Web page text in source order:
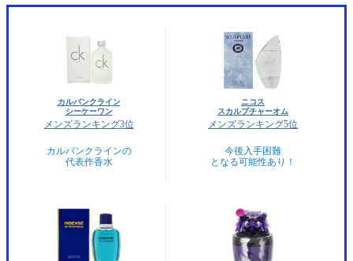
カルバンクライン
シーケーワン
メンズランキング3位
カルバンクラインの
代表作香水
ニコス
スカルプチャーオム
メンズランキング5位
今後入手困難
となる可能性あり！